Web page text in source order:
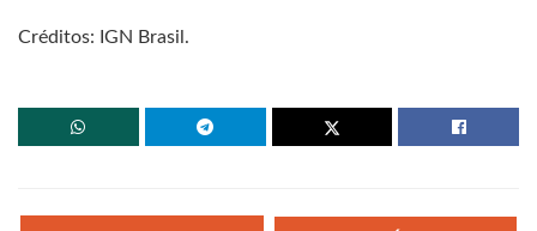
Créditos: IGN Brasil.